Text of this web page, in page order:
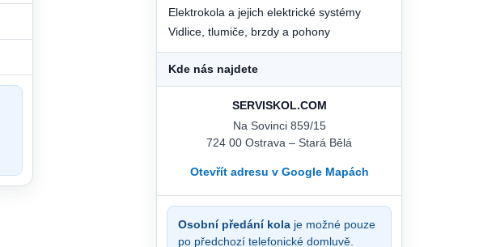
Elektrokola a jejich elektrické systémy
Vidlice, tlumiče, brzdy a pohony
Kde nás najdete
SERVISKOL.COM
Na Sovinci 859/15
724 00 Ostrava – Stará Bělá
Otevřít adresu v Google Mapách
Osobní předání kola je možné pouze
po předchozí telefonické domluvě.